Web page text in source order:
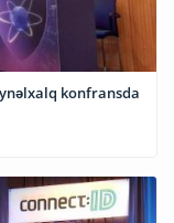
konfransda